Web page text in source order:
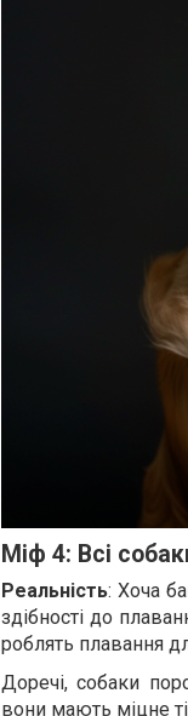
Міф 4: Всі
Реальність: Хоча
здібності до
роблять плавання
Доречі, собаки
вони мають міцне